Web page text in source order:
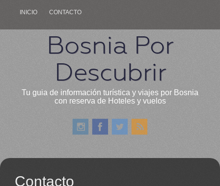
INICIO CONTACTO
Bosnia Por
Descubrir
Tu guia de información turística y viajes por Bosnia
con reserva de Hoteles y vuelos
Contacto